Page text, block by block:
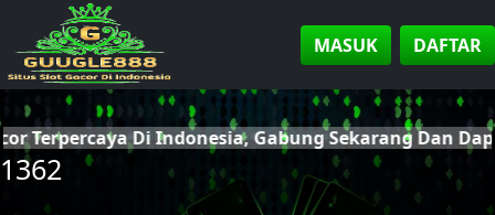
MASUK DAFTAR
Terpercaya Di Indonesia, Gabung Sekarang Dan
1362